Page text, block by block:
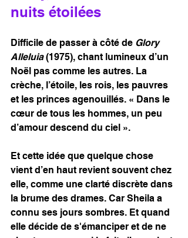
nuits étoilées
Difficile de passer à côté de Glory
Alleluia (1975), chant lumineux d’un
Noël pas comme les autres. La
crèche, l’étoile, les rois, les pauvres
et les princes agenouillés. « Dans le
cœur de tous les hommes, un peu
d’amour descend du ciel ».
Et cette idée que quelque chose
vient d’en haut revient souvent chez
elle, comme une clarté discrète dans
la brume des drames. Car Sheila a
connu ses jours sombres. Et quand
elle décide de s'émanciper et de ne